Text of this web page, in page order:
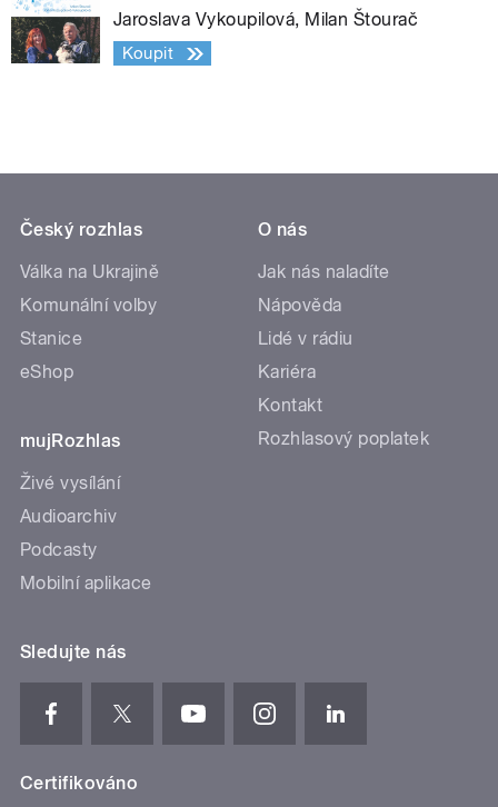
Jaroslava Vykoupilová, Milan Štourač
Koupit
Český rozhlas
Válka na Ukrajině
Komunální volby
Stanice
eShop
mujRozhlas
Živé vysílání
Audioarchiv
Podcasty
Mobilní aplikace
O nás
Jak nás naladíte
Nápověda
Lidé v rádiu
Kariéra
Kontakt
Rozhlasový poplatek
Sledujte nás
Certifikováno